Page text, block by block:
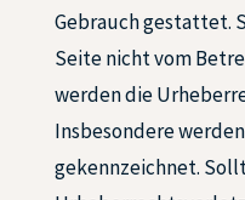
Gebrauch gestattet.
Seite nicht vom
werden die
Insbesondere
gekennzeichnet.